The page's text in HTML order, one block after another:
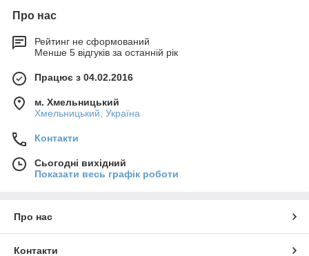
Про нас
Рейтинг не сформований
Менше 5 відгуків за останній рік
Працює з 04.02.2016
м. Хмельницький
Хмельницький, Україна
Контакти
Сьогодні вихідний
Показати весь графік роботи
Про нас
Контакти